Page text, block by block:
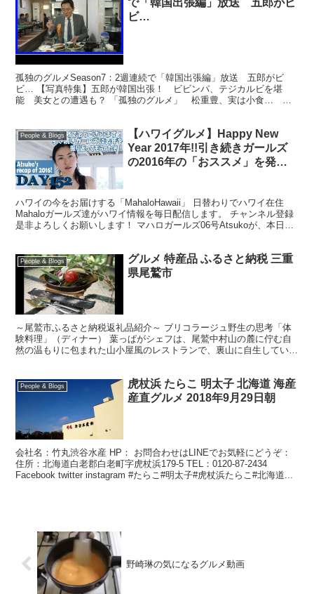
で「韓国出張編」放送 五郎がビ
ビ…
孤独のグルメSeason7：2週連続で「韓国出張編」放送 五郎がビ
ビ… 【写真特集】五郎が韓国出張！ ビビンパ、テジカルビを堪
能 美女との遭遇も？ 「孤独のグルメ」 松重豊、実は小食… ド
People & Blogs
【ハワイグルメ】Happy New
Year 2017年!!引き続きガールズ
の2016年の「おススメ」を発表
ハワイの今をお届けする「MahaloHawaii」 日替わりでハワイ在住
Mahaloガールズ達がハワイ情報を毎日配信します。 チャンネル登録
是非よろしくお願いします！ マハロガールズ06号Atsukoが、本日お
People & Blogs
グルメ 特産品 ふるさと納税 三重
県尾鷲市
～尾鷲市ふるさと納税返礼品紹介～ ブリコラージュ野生の思考「体
験料理」（ディナー） 葉っぱがシェフは、尾鷲中村山の麓に佇む自
然の温もりに包まれた山小屋風のレストランで、裏山に自生している
People & Blogs
虎杖浜 たらこ 明太子 北海道 海産
産直グルメ 2018年9月29日朝
会社名：竹丸渋谷水産 HP： お問合わせはLINEでお気軽にどうぞ：
住所：北海道白老郡白老町字虎杖浜179-5 TEL：0120-87-2434
Facebook twitter instagram #たらこ#明太子#虎杖浜たらこ#北海道...
野崎琳の気になるグルメ動画